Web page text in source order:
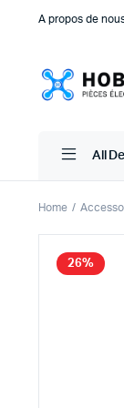
A propos de
All
Plaque
Home
26%